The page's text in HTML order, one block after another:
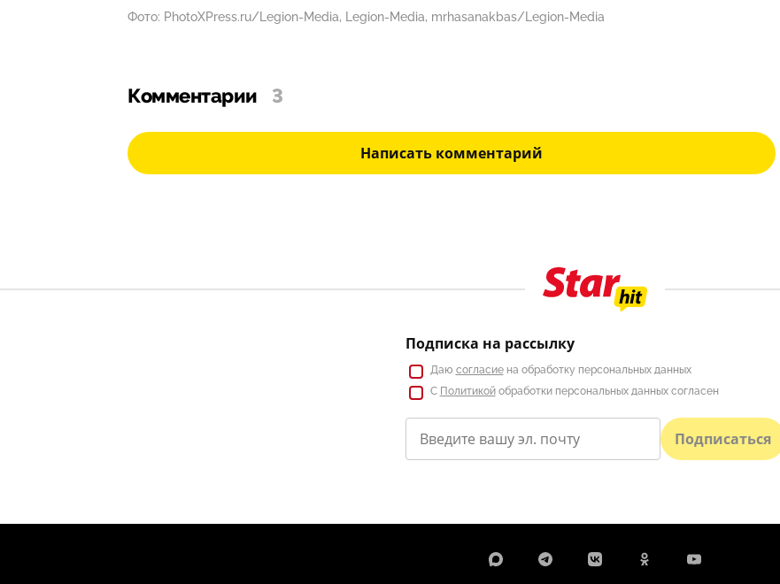
Фото: PhotoXPress.ru/Legion-Media, Legion-Media, mrhasanakbas/Legion-Media
Комментарии 3
Написать комментарий
Подписка на рассылку
Даю согласиена обработку персональных данных
С Политикойобработки персональных данных согласен
Подписаться